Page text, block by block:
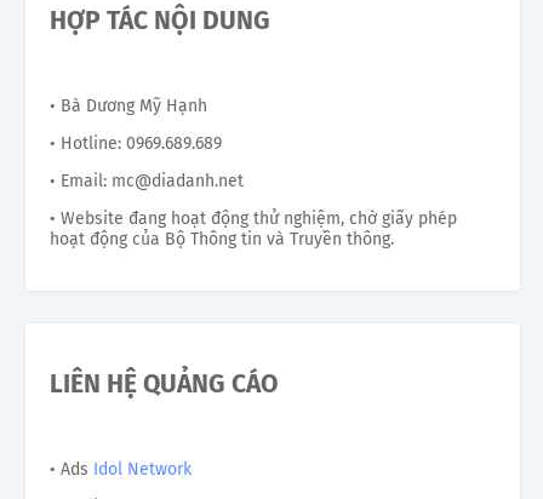
HỢP TÁC NỘI DUNG
• Bà Dương Mỹ Hạnh
• Hotline: 0969.689.689
• Email: mc@diadanh.net
• Website đang hoạt động thử nghiệm, chờ giấy phép
hoạt động của Bộ Thông tin và Truyền thông.
LIÊN HỆ QUẢNG CÁO
• Ads Idol Network